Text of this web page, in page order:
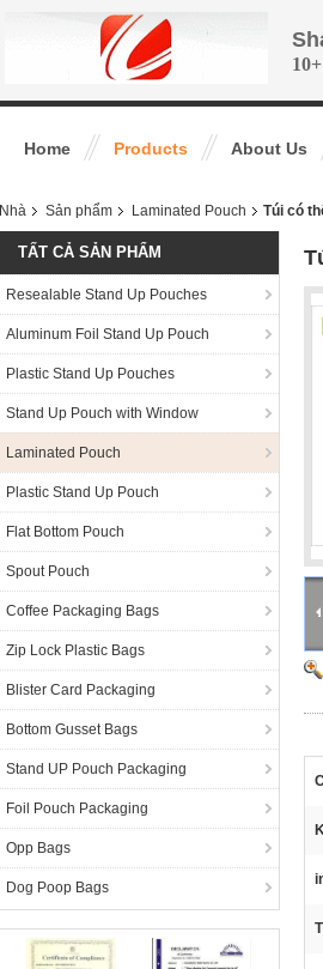
Home Products About Us
Nhà Sản phẩm Laminated Pouch Túi có
TẤT CẢ SẢN PHẨM
Resealable Stand Up Pouches
Aluminum Foil Stand Up Pouch
Plastic Stand Up Pouches
Stand Up Pouch with Window
Laminated Pouch
Plastic Stand Up Pouch
Flat Bottom Pouch
Spout Pouch
Coffee Packaging Bags
Zip Lock Plastic Bags
Blister Card Packaging
Bottom Gusset Bags
Stand UP Pouch Packaging
Foil Pouch Packaging
Opp Bags
Dog Poop Bags